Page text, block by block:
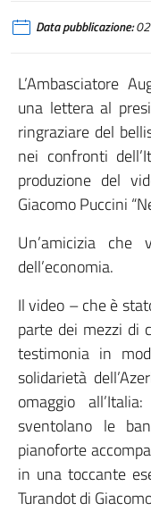
Data pubblicazione:02
L’Ambasciatore
una lettera al
ringraziare del
nei confronti
produzione del
Giacomo Puccini
Un’amicizia
dell’economia.
Il video – che è
parte dei mezzi di
testimonia in
solidarietà
omaggio
sventolano le
pianoforte
in una toccante
Turandot di